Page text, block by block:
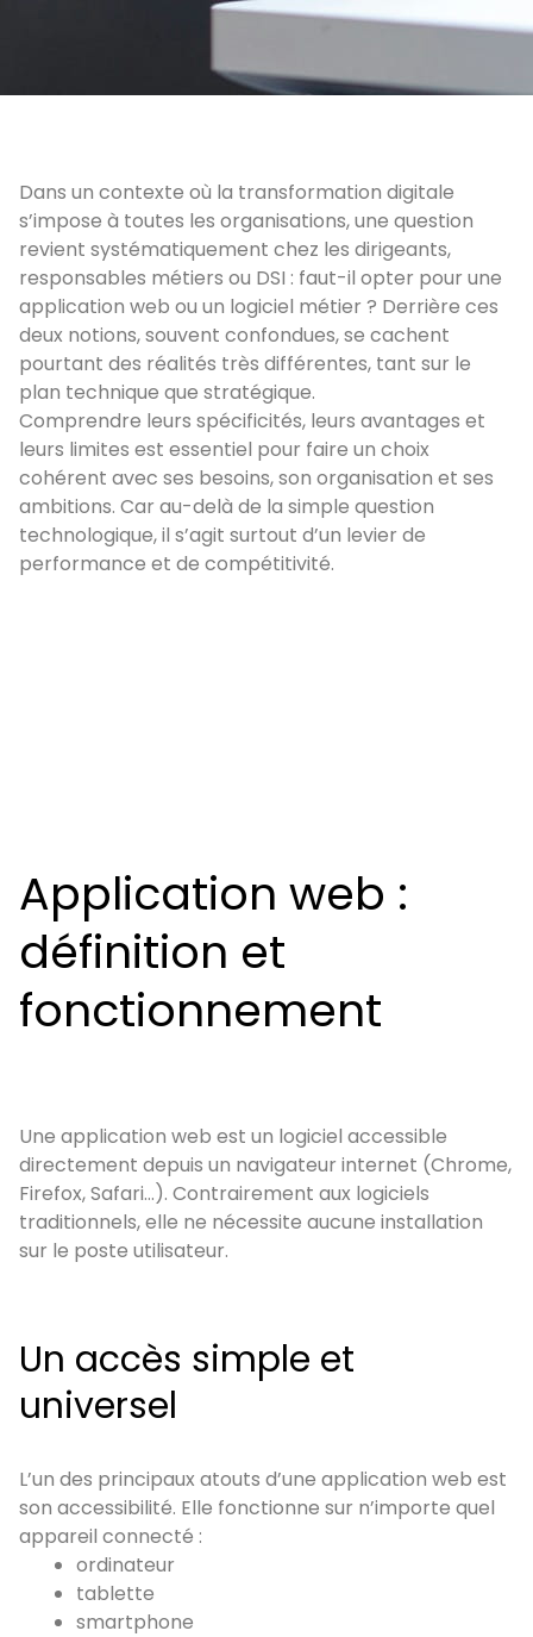
Dans un contexte où la transformation digitale
s’impose à toutes les organisations, une question
revient systématiquement chez les dirigeants,
responsables métiers ou DSI : faut-il opter pour une
application web ou un logiciel métier ? Derrière ces
deux notions, souvent confondues, se cachent
pourtant des réalités très différentes, tant sur le
plan technique que stratégique.
Comprendre leurs spécificités, leurs avantages et
leurs limites est essentiel pour faire un choix
cohérent avec ses besoins, son organisation et ses
ambitions. Car au-delà de la simple question
technologique, il s’agit surtout d’un levier de
performance et de compétitivité.
Application web :
définition et
fonctionnement
Une application web est un logiciel accessible
directement depuis un navigateur internet (Chrome,
Firefox, Safari…). Contrairement aux logiciels
traditionnels, elle ne nécessite aucune installation
sur le poste utilisateur.
Un accès simple et
universel
L’un des principaux atouts d’une application web est
son accessibilité. Elle fonctionne sur n’importe quel
appareil connecté :
ordinateur
tablette
smartphone